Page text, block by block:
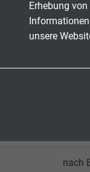
Erhebung
unsere
Ader/
Ader/
frei
nach